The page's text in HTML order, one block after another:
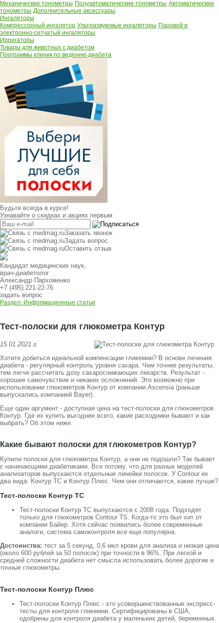
Механические тонометры Полуавтоматические тонометры Автоматические
тонометры Дополнительные аксессуары
Ингаляторы
Компрессорный ингалятор Ультразвуковые ингаляторы Паровой и
электронно-сетчатый ингаляторы
Ирригаторы
Товары для животных с диабетом
Программы клиник по ведению диабета
Будьте всегда в курсе!
Узнавайте о скидках и акциях первым
Заказать звонок
Задать вопрос
Оставить отзыв
Кандидат медицинских наук,
врач-диабетолог
Александр Пархоменко
+7 (495) 221-22-76
задать вопрос
Раздел: Информационные статьи
Тест-полоски для глюкометра Контур
15.01.2021 г.
Хотите добиться идеальной компенсации гликемии? В основе лечения
диабета - регулярный контроль уровня сахара. Чем точнее результаты,
тем легче рассчитать дозу сахароснижающих лекарств. Результат -
хорошее самочувствие и никаких осложнений. Это возможно при
использовании глюкометров Контур от компании Ascensia (раньше
выпускались компанией Bayer).
Еще один аргумент - доступная цена на тест-полоски для глюкометров
Контур. Где их купить выгоднее всего, какие расходники бывают и как
выбрать? Об этом ниже.
Какие бывают полоски для глюкометров Контур?
Купили полоски для глюкометра Контур, а они не подошли? Так бывает
с начинающими диабетиками. Все потому, что для разных моделей
анализаторов выпускаются отдельные линейки полосок. У Contour их
два вида: Контур ТС и Контур Плюс. Чем они отличаются, какие лучше?
Тест-полоски Контур ТС
Тест-полоски Контур ТС выпускаются с 2008 года. Подходят
только для глюкометров Contour TS. Когда-то это был хит от
компании Байер. Хотя сейчас появились более современные
аналоги, система самоконтроля все еще популярна.
Достоинства: тест за 5 секунд, 0,6 мкл крови для анализа и низкая цена
(около 600 рублей за 50 полосок) при точности в 96%. При легкой и
средней сложности диабета нет смысла использовать более дорогие и
точные глюкометры.
Тест-полоски Контур Плюс
Тест-полоски Контур Плюс - это усовершенствованные экспресс-
тесты для контроля гликемии. Сертифицированы в США,
одобрены для контроля диабета у маленьких детей, беременных.